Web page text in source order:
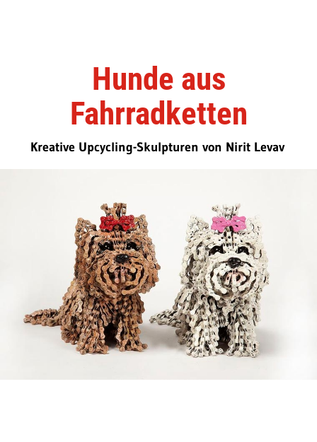
Hunde aus
Fahrradketten
Kreative Upcycling-Skulpturen von Nirit Levav